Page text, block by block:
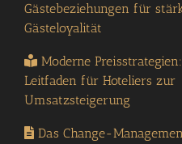
Gästebeziehungen für
Gästeloyalität
Moderne
Leitfaden für Hoteliers zur
Umsatzsteigerung
Das Change-